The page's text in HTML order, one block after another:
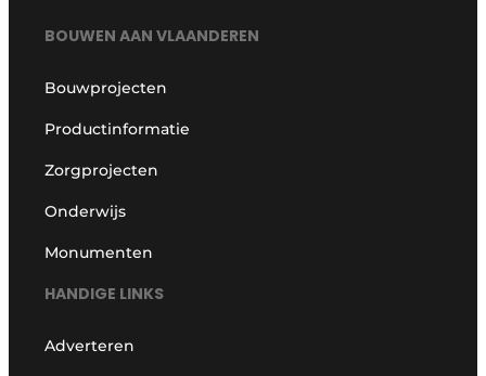
BOUWEN AAN VLAANDEREN
Bouwprojecten
Productinformatie
Zorgprojecten
Onderwijs
Monumenten
HANDIGE LINKS
Adverteren